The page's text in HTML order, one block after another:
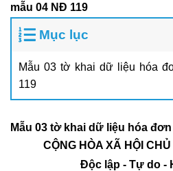
mẫu 04 NĐ 119
Mục lục
Mẫu 03 tờ khai dữ liệu hóa
119
Mẫu 03 tờ khai dữ liệu hóa
CỘNG HÒA XÃ HỘI
Độc lập - Tự do -